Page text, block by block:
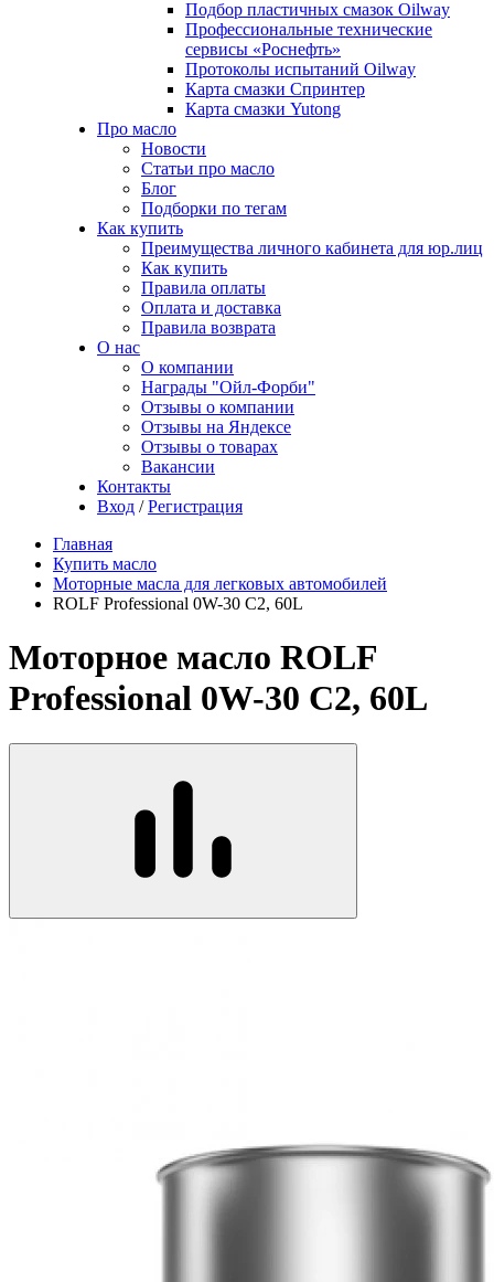
Подбор пластичных смазок Oilway
Профессиональные технические
сервисы «Роснефть»
Протоколы испытаний Oilway
Карта смазки Спринтер
Карта смазки Yutong
Про масло
Новости
Статьи про масло
Блог
Подборки по тегам
Как купить
Преимущества личного кабинета для юр.лиц
Как купить
Правила оплаты
Оплата и доставка
Правила возврата
О нас
О компании
Награды "Ойл-Форби"
Отзывы о компании
Отзывы на Яндексе
Отзывы о товарах
Вакансии
Контакты
Вход / Регистрация
Главная
Купить масло
Моторные масла для легковых автомобилей
ROLF Professional 0W-30 C2, 60L
Моторное масло ROLF
Professional 0W-30 C2, 60L